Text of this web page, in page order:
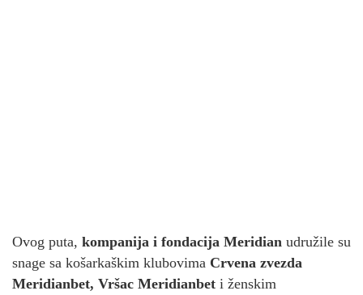
Ovog puta, kompanija i fondacija Meridian udružile su
snage sa košarkaškim klubovima Crvena zvezda
Meridianbet, Vršac Meridianbet i ženskim